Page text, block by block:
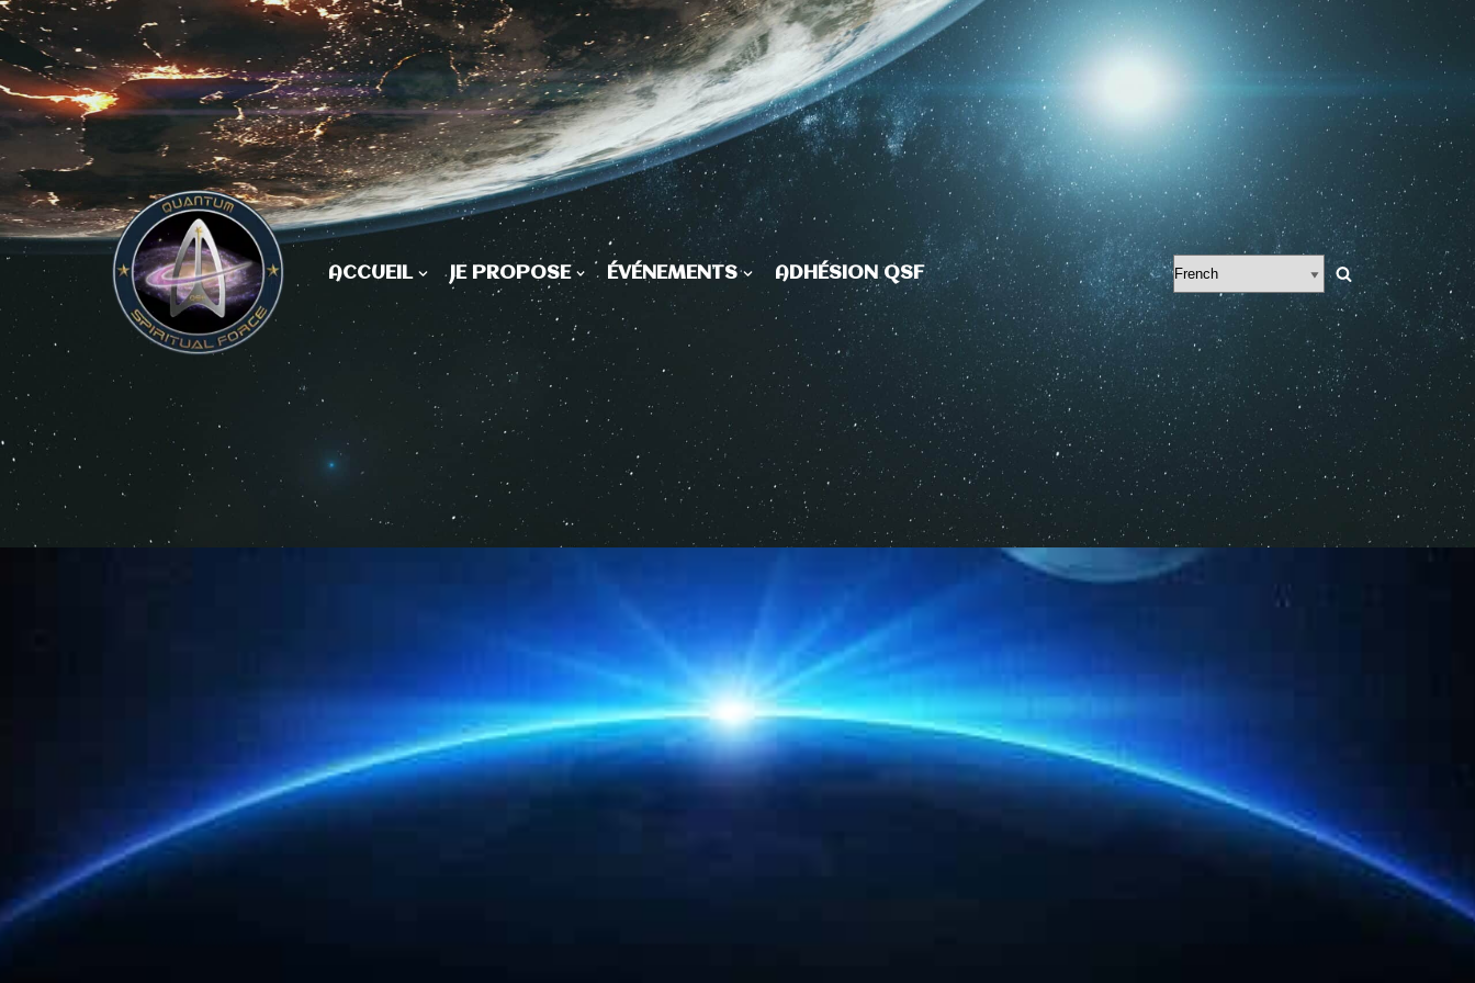
Aller
au
contenu
ACCUEIL JE PROPOSE ÉVÉNEMENTS ADHÉSION QSF